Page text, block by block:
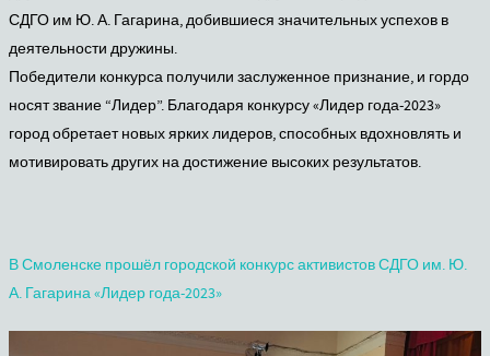
СДГО им Ю. А. Гагарина, добившиеся значительных успехов в
деятельности дружины.
Победители конкурса получили заслуженное признание, и гордо
носят звание “Лидер”. Благодаря конкурсу «Лидер года-2023»
город обретает новых ярких лидеров, способных вдохновлять и
мотивировать других на достижение высоких результатов.
В Смоленске прошёл городской конкурс активистов СДГО им. Ю.
А. Гагарина «Лидер года-2023»